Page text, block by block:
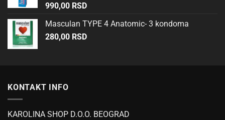
990,00 RSD
Masculan TYPE 4 Anatomic- 3 kondoma
280,00 RSD
KONTAKT INFO
KAROLINA SHOP D.O.O. BEOGRAD